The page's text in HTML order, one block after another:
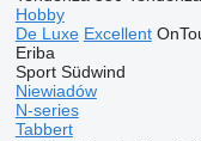
Hobby
De Luxe Excellent
Eriba
Sport Südwind
Niewiadów
N-series
Tabbert